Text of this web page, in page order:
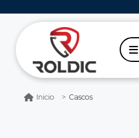
Inicio Cascos